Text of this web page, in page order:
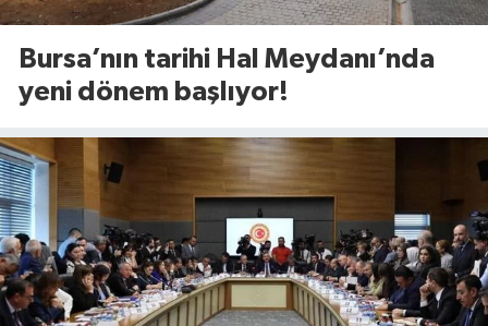
Bursa’nın tarihi Hal Meydanı’nda
yeni dönem başlıyor!